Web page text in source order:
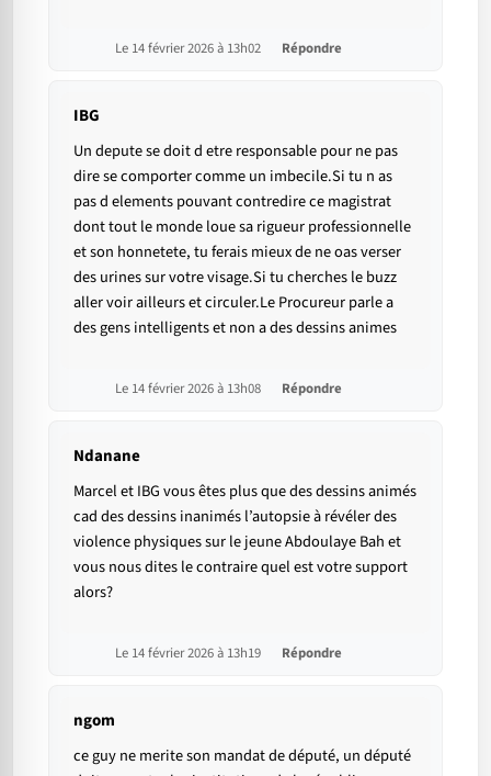
Le 14 février 2026 à 13h02 Répondre
IBG
Un depute se doit d etre responsable pour ne pas
dire se comporter comme un imbecile.Si tu n as
pas d elements pouvant contredire ce magistrat
dont tout le monde loue sa rigueur professionnelle
et son honnetete, tu ferais mieux de ne oas verser
des urines sur votre visage.Si tu cherches le buzz
aller voir ailleurs et circuler.Le Procureur parle a
des gens intelligents et non a des dessins animes
Le 14 février 2026 à 13h08 Répondre
Ndanane
Marcel et IBG vous êtes plus que des dessins animés
cad des dessins inanimés l’autopsie à révéler des
violence physiques sur le jeune Abdoulaye Bah et
vous nous dites le contraire quel est votre support
alors?
Le 14 février 2026 à 13h19 Répondre
ngom
ce guy ne merite son mandat de député, un député